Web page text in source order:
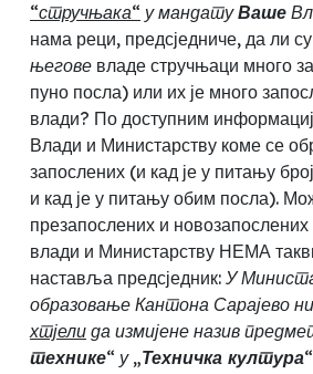
“стручњака“ у мандатуВаше
нама реци, предсједниче, да ли
његове владе стручњаци много
пуно посла) или их је много
влади? По доступним
Влади и Министарству коме се
запослених (и кад је у питању
и кад је у питању обим посла).
презапослених и новозапослених
влади и Министарству НЕМА
наставља предсједник: У
образовање Кантона Сарајево
хтјели да измијене назив
технике“ у „Техничка култура